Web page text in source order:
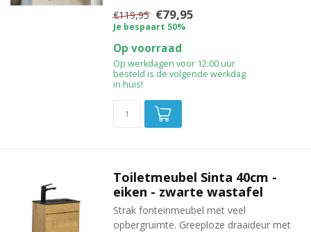
€119,95 €79,95
Je bespaart 50%
Op voorraad
Op werkdagen voor 12:00 uur
besteld is de volgende werkdag
in huis!
Toiletmeubel Sinta 40cm -
eiken - zwarte wastafel
Strak fonteinmeubel met veel
opbergruimte. Greeploze draaideur met